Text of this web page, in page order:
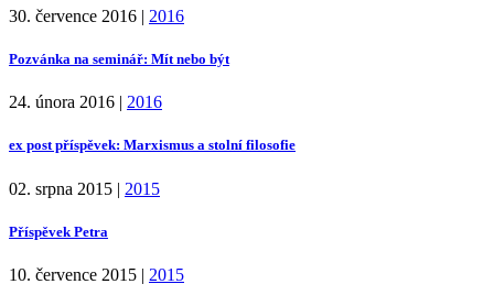
30. července 2016 | 2016
Pozvánka na seminář: Mít nebo být
24. února 2016 | 2016
ex post příspěvek: Marxismus a stolní filosofie
02. srpna 2015 | 2015
Příspěvek Petra
10. července 2015 | 2015